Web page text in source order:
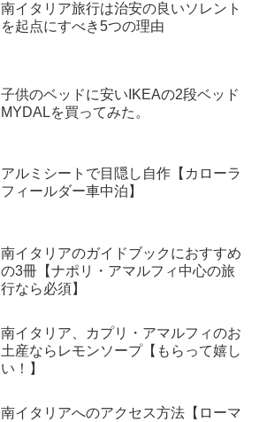
南イタリア旅行は治安の良いソレント
を起点にすべき5つの理由
子供のベッドに安いIKEAの2段ベッド
MYDALを買ってみた。
アルミシートで目隠し自作【カローラ
フィールダー車中泊】
南イタリアのガイドブックにおすすめ
の3冊【ナポリ・アマルフィ中心の旅
行なら必須】
南イタリア、カプリ・アマルフィのお
土産ならレモンソープ【もらって嬉し
い！】
南イタリアへのアクセス方法【ローマ